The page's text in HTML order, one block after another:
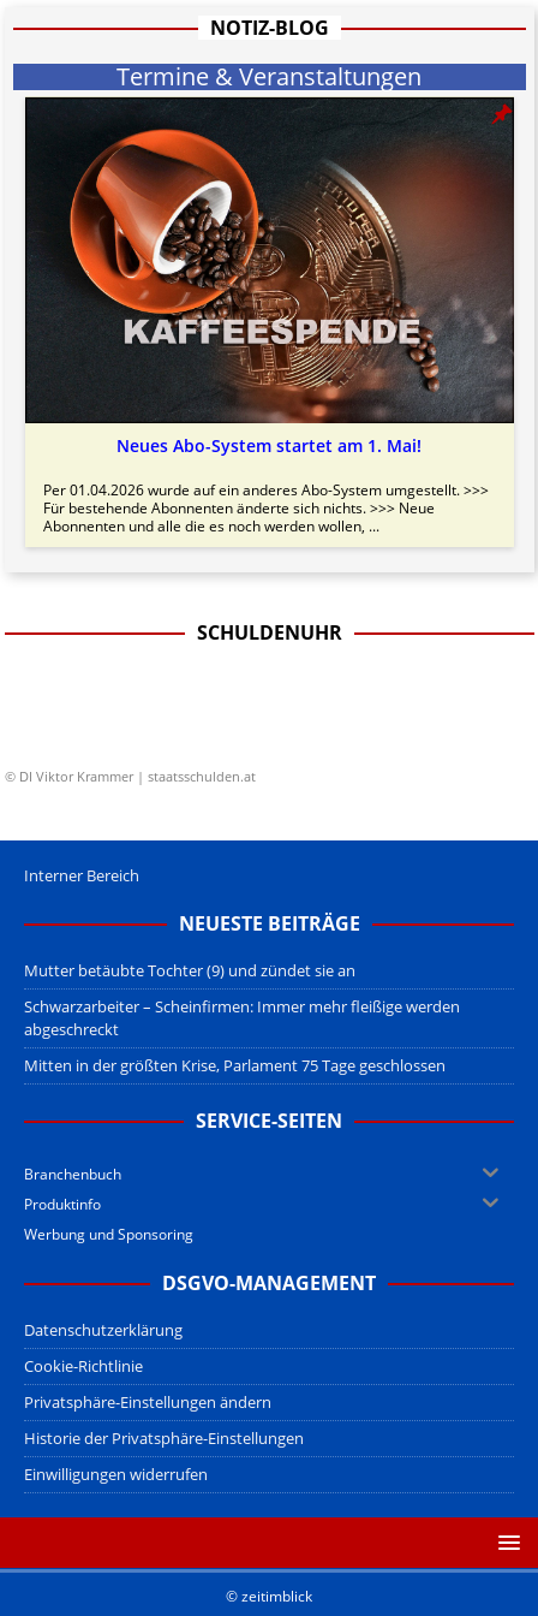
Bitte beachten Sie in dem Zusammenhang auch unsereAGB.
NOTIZ-BLOG
Termine & Veranstaltungen
Neues Abo-System startet am 1. Mai!
Per 01.04.2026 wurde auf ein anderes Abo-System umgestellt. >>>
Für bestehende Abonnenten änderte sich nichts. >>> Neue
Abonnenten und alle die es noch werden wollen, ...
SCHULDENUHR
© DI Viktor Krammer | staatsschulden.at
Interner Bereich
NEUESTE BEITRÄGE
Mutter betäubte Tochter (9) und zündet sie an
Schwarzarbeiter – Scheinfirmen: Immer mehr fleißige werden
abgeschreckt
Mitten in der größten Krise, Parlament 75 Tage geschlossen
SERVICE-SEITEN
Branchenbuch
Produktinfo
Werbung und Sponsoring
DSGVO-MANAGEMENT
Datenschutzerklärung
Cookie-Richtlinie
Privatsphäre-Einstellungen ändern
Historie der Privatsphäre-Einstellungen
Einwilligungen widerrufen
© zeitimblick